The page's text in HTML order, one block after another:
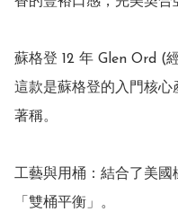
蘇格登 12 年 Glen Ord (
這款是蘇格登的入門核
著稱。
工藝與用桶：結合了美國
「雙桶平衡」。